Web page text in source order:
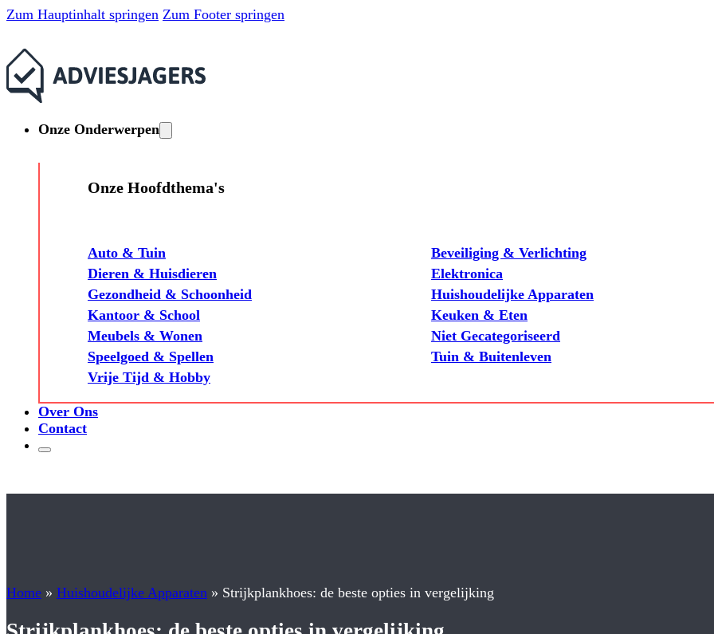
Zum Hauptinhalt springen Zum Footer springen
Onze Onderwerpen
Onze Hoofdthema's
Auto & Tuin Beveiliging & Verlichting
Dieren & Huisdieren
Elektronica
Gezondheid & Schoonheid
Huishoudelijke Apparaten
Kantoor & School
Keuken & Eten
Meubels & Wonen
Niet Gecategoriseerd
Speelgoed & Spellen
Tuin & Buitenleven
Vrije Tijd & Hobby
Over Ons
Contact
Home » Huishoudelijke Apparaten » Strijkplankhoes: de beste opties in vergelijking